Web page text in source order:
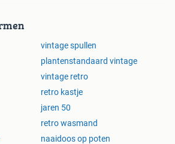
vintage spullen
plantenstandaard vintage
vintage retro
retro kastje
jaren 50
retro wasmand
naaidoos op poten